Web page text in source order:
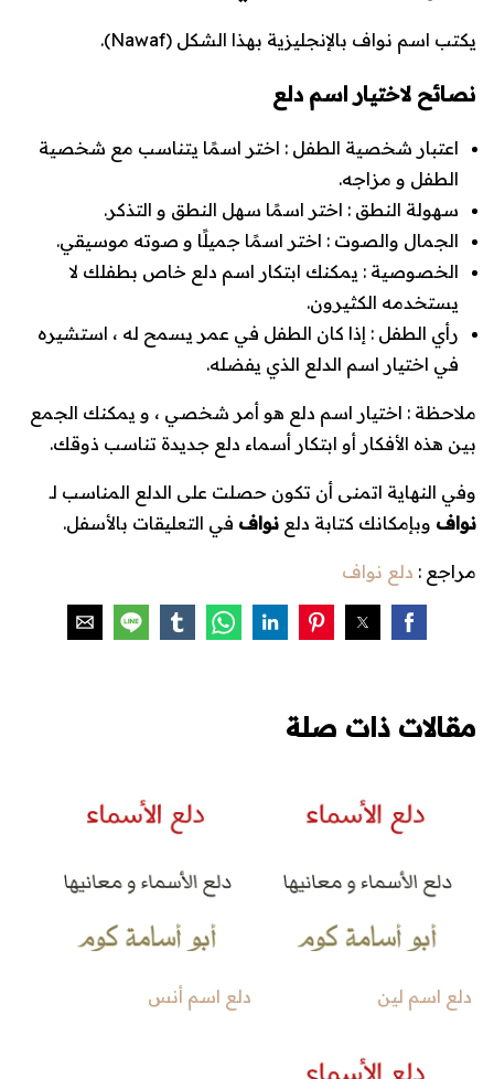
يكتب اسم نواف بالإنجليزية بهذا الشكل (Nawaf
).
نصائح لاختيار اسم دلع
اعتبار شخصية الطفل : اختر اسمًا يتناسب مع شخصية
الطفل و مزاجه.
سهولة النطق : اختر اسمًا سهل النطق و التذكر.
الجمال والصوت : اختر اسمًا جميلًا و صوته موسيقي.
الخصوصية : يمكنك ابتكار اسم دلع خاص بطفلك لا
يستخدمه الكثيرون.
رأي الطفل : إذا كان الطفل في عمر يسمح له ، استشيره
في اختيار اسم الدلع الذي يفضله.
ملاحظة : اختيار اسم دلع هو أمر شخصي ، و يمكنك الجمع
بين هذه الأفكار أو ابتكار أسماء دلع جديدة تناسب ذوقك.
وفي النهاية اتمنى أن تكون حصلت على الدلع المناسب لـ
نواف وبإمكانك كتابة دلع نواف في التعليقات بالأسفل.
مراجع : دلع نواف
مقالات ذات صلة
دلع اسم لين دلع اسم أنس